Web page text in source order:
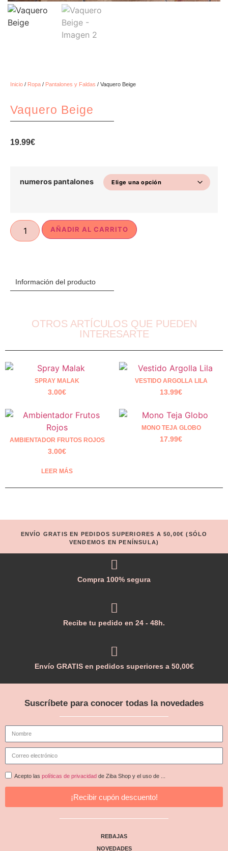
Inicio / Ropa / Pantalones y Faldas / Vaquero Beige
Vaquero Beige
19.99€
numeros pantalones
AÑADIR AL CARRITO
Información del producto
OTROS ARTÍCULOS QUE PUEDEN
INTERESARTE
SPRAY MALAK
3.00€
VESTIDO ARGOLLA LILA
13.99€
AMBIENTADOR FRUTOS ROJOS
3.00€
LEER MÁS
MONO TEJA GLOBO
17.99€
ENVÍO GRATIS EN PEDIDOS SUPERIORES A 50,00€ (SÓLO
VENDEMOS EN PENÍNSULA)
Compra 100% segura
Recibe tu pedido en 24 - 48h.
Envío GRATIS en pedidos superiores a 50,00€
Suscríbete para conocer todas la novedades
Acepto las políticas de privacidad de Ziba Shop y el uso de ...
¡Recibir cupón descuento!
REBAJAS
NOVEDADES